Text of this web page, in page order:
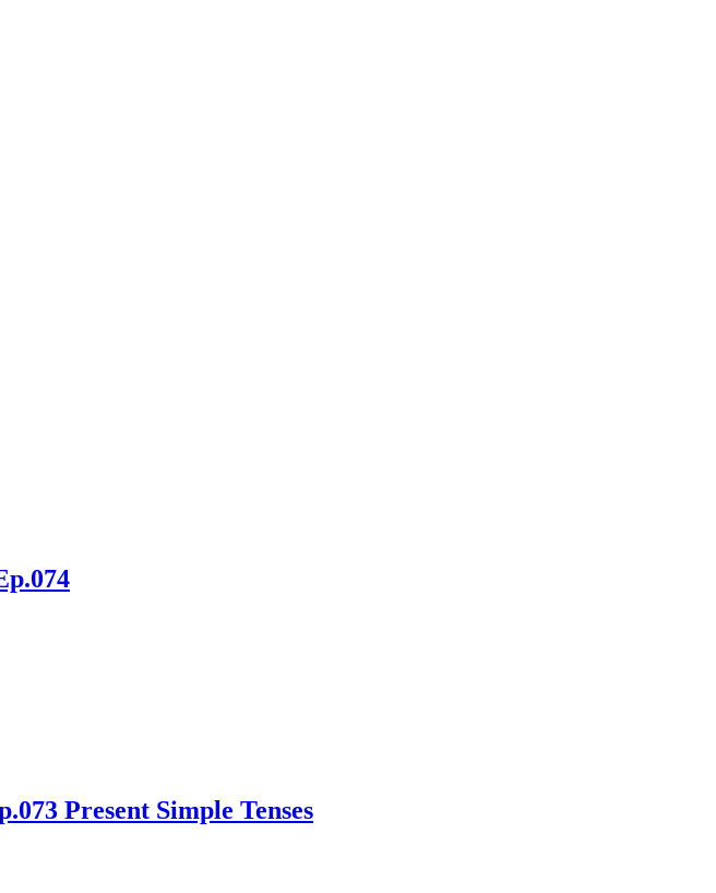
Present Simple Tenses